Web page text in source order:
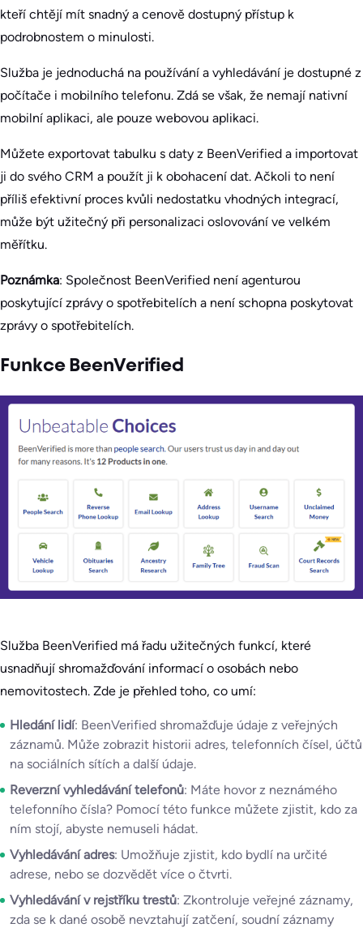
kteří chtějí mít snadný a cenově dostupný přístup k
podrobnostem o minulosti.
Služba je jednoduchá na používání a vyhledávání je dostupné z
počítače i mobilního telefonu. Zdá se však, že nemají nativní
mobilní aplikaci, ale pouze webovou aplikaci.
Můžete exportovat tabulku s daty z BeenVerified a importovat
ji do svého CRM a použít ji k obohacení dat. Ačkoli to není
příliš efektivní proces kvůli nedostatku vhodných integrací,
může být užitečný při personalizaci oslovování ve velkém
měřítku.
Poznámka: Společnost BeenVerified není agenturou
poskytující zprávy o spotřebitelích a není schopna poskytovat
zprávy o spotřebitelích.
Funkce BeenVerified
Služba BeenVerified má řadu užitečných funkcí, které
usnadňují shromažďování informací o osobách nebo
nemovitostech. Zde je přehled toho, co umí:
Hledání lidí: BeenVerified shromažďuje údaje z veřejných
záznamů. Může zobrazit historii adres, telefonních čísel, účtů
na sociálních sítích a další údaje.
Reverzní vyhledávání telefonů: Máte hovor z neznámého
telefonního čísla? Pomocí této funkce můžete zjistit, kdo za
ním stojí, abyste nemuseli hádat.
Vyhledávání adres: Umožňuje zjistit, kdo bydlí na určité
adrese, nebo se dozvědět více o čtvrti.
Vyhledávání v rejstříku trestů: Zkontroluje veřejné záznamy,
zda se k dané osobě nevztahují zatčení, soudní záznamy